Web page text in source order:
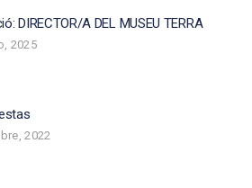
DIRECTOR/A DEL MUSEU TERRA
2025
2022